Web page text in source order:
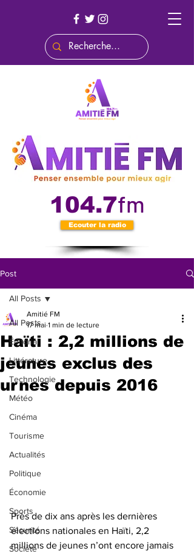
104.7fm
Ecouter la radio
Post
All Posts
Éditorial
Littérature
Technologie
Météo
Cinéma
Tourisme
Actualités
Politique
Économie
Sports
Sécurité
Société
All Posts
Haïti : 2,2 millions de
jeunes exclus des
urnes depuis 2016
Amitié FM
17 mai 1 min de lecture
Près de dix ans après les dernières
élections nationales en Haïti, 2,2
millions de jeunes n’ont encore jamais